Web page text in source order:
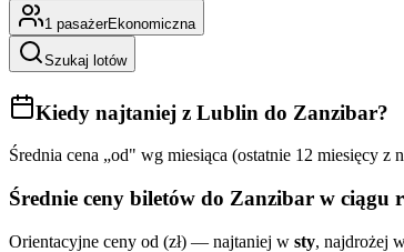
1 pasażerEkonomiczna
Szukaj lotów
Kiedy najtaniej z Lublin do Zanzibar?
Średnia cena „od" wg miesiąca (ostatnie 12 miesięcy z
Średnie ceny biletów do Zanzibar w ciągu
Orientacyjne ceny od (zł) — najtaniej w sty, najdrożej